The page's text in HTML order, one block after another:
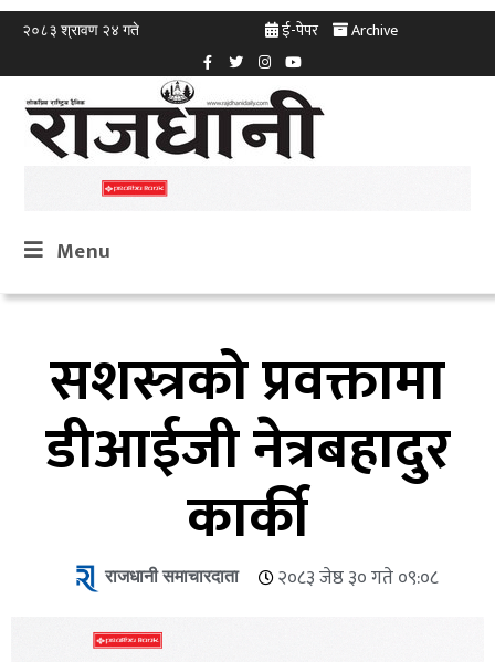
२०८३ श्रावण २४ गते ई-पेपर Archive
Menu
सशस्त्रको प्रवक्तामा
डीआईजी नेत्रबहादुर
कार्की
राजधानी समाचारदाता २०८३ जेष्ठ ३० गते ०९:०८